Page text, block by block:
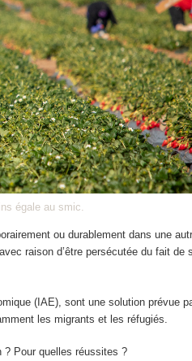
égale au smic.
ou durablement dans une
raison d’être persécutée du fait
(IAE), sont une solution prévue
les migrants et les réfugiés.
? Pour quelles réussites ?